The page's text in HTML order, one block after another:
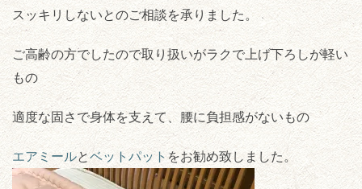
スッキリしないとのご相談を承りました。
ご高齢の方でしたので取り扱いがラクで上げ下ろしが軽い
もの
適度な固さで身体を支えて、腰に負担感がないもの
エアミールとベットパット をお勧め致しました。